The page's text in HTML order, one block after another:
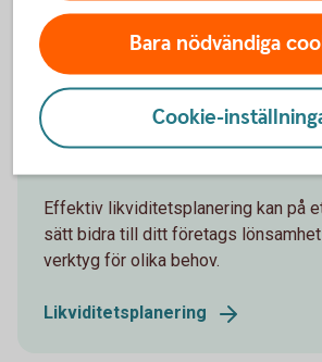
Få kontroll över
Effektiv likviditetsplanering kan på
sätt bidra till ditt företags
verktyg för olika behov.
Likviditetsplanering
Bara nödvändiga
Cookie-